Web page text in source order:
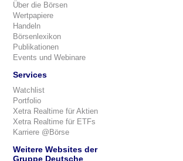
Über die Börsen
Wertpapiere
Handeln
Börsenlexikon
Publikationen
Events und Webinare
Services
Watchlist
Portfolio
Xetra Realtime für Aktien
Xetra Realtime für ETFs
Karriere @Börse
Weitere Websites der
Gruppe Deutsche